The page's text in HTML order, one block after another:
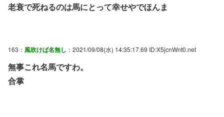
老衰で死ねるのは馬にとって幸せやでほんま
163： 風吹けば名無し ：2021/09/08(水) 14:35:17.69 ID:X5jcnWnt0.net
無事これ名馬ですわ。
合掌